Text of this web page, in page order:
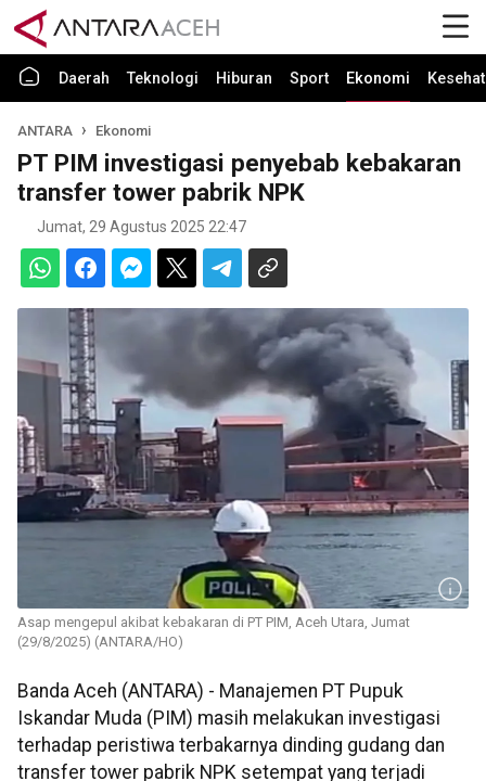
Daerah Teknologi Hiburan Sport Ekonomi
ANTARA Ekonomi
PT PIM investigasi penyebab kebakaran
transfer tower pabrik NPK
Jumat, 29 Agustus 2025 22:47
Asap mengepul akibat kebakaran di PT PIM, Aceh Utara, Jumat
(29/8/2025) (ANTARA/HO)
Banda Aceh (ANTARA) - Manajemen PT Pupuk
Iskandar Muda (PIM) masih melakukan investigasi
terhadap peristiwa terbakarnya dinding gudang dan
transfer tower pabrik NPK setempat yang terjadi